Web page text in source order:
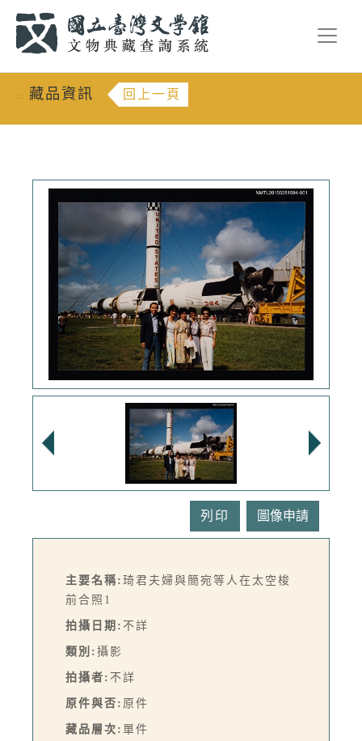
::: 藏品資訊 回上一頁
列印
主要名稱: 琦君夫婦與簡宛等人在太空梭
前合照1
拍攝日期: 不詳
類別: 攝影
拍攝者: 不詳
原件與否: 原件
藏品層次: 單件